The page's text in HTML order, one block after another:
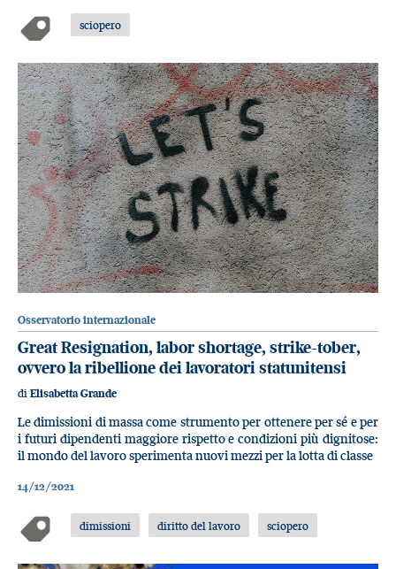
sciopero
Osservatorio internazionale
Great Resignation, labor shortage, strike-tober,
ovvero la ribellione dei lavoratori statunitensi
di Elisabetta Grande
Le dimissioni di massa come strumento per ottenere per sé e per
i futuri dipendenti maggiore rispetto e condizioni più dignitose:
il mondo del lavoro sperimenta nuovi mezzi per la lotta di classe
14/12/2021
dimissioni diritto del lavoro sciopero